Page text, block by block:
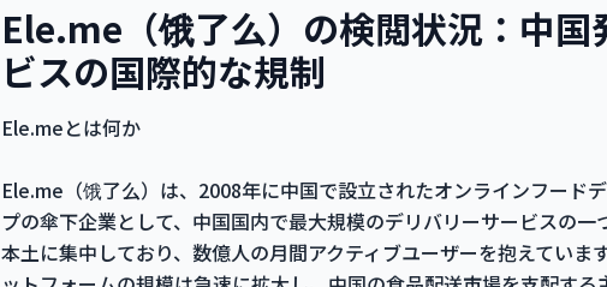
Ele.me（饿了么）の検閲状況：中
ビスの国際的な規制
Ele.meとは何か
Ele.me（饿了么）は、2008年に中国で設立されたオンラインフード
プの傘下企業として、中国国内で最大規模のデリバリーサービスの
本土に集中しており、数億人の月間アクティブユーザーを抱えてい